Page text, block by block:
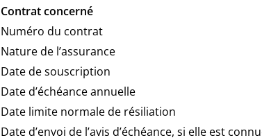
Contrat concerné
Numéro du contrat
Nature de l’assurance
Date de souscription
Date d’échéance annuelle
Date limite normale de résiliation
Date d’envoi de l’avis d’échéance, si elle est